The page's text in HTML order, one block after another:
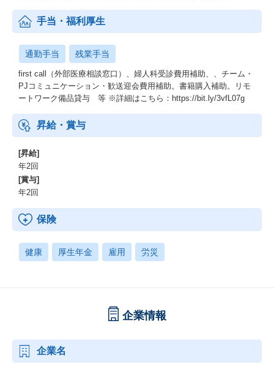
カミナシではソフトウェアエンジニアの業務範囲に明示的な制限
を設けません。
フロントエンドやバックエンドアプリケーション、あるいはイン
フラやシステムアーキテクチャ、運用方法に至るまで、システム
のどの部分で課題解決すべきかはその内容によって異なるためで
す。
カミナシのソフトウェアエンジニアは、課題の解決方法を思索
し、それを実現するために必要となる幅広い裁量を持ちます。
術的な領域だけにとどまりません。
価値あるプロダクトやサービスを継続的に提供していくために、
ユーザーインタビューや社内ステークホルダとのコミュニケーシ
ョンを通して最適な課題解決方法を発見します。
実際に現場で業務に携わるユーザーとの対話を通してソフトウェ
アエンジニア自身がその一次情報を受け取り、サービス改善にダ
手当・福利厚生
通勤手当 残業手当
first call（外部医療相談窓口）、婦人科受診費用補助、、チーム・
PJコミュニケーション・歓送迎会費用補助。書籍購入補助。リモ
ートワーク備品貸与 等 ※詳細はこちら：https://bit.ly/3vfL07g
昇給・賞与
[昇給]
年2回
[賞与]
年2回
保険
健康 厚生年金 雇用 労災
企業情報
企業名